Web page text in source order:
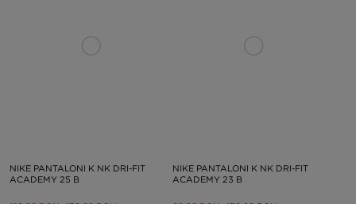
NIKE PANTALONI K NK DRI-FIT
ACADEMY 25 B
NIKE PANTALONI K NK DRI-FIT
ACADEMY 23 B